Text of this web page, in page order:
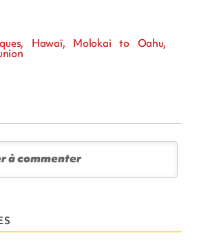
Hawaï, Molokai to Oahu,